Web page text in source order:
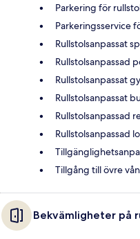
Parkering för
Parkeringsservice
Rullstolsanpassat
Rullstolsanpassad
Rullstolsanpassat
Rullstolsanpassat
Rullstolsanpassad
Rullstolsanpassad
Tillgång till övre
Bekvämligheter på